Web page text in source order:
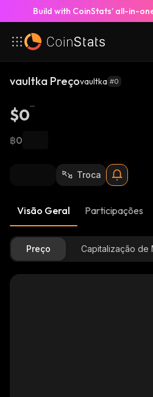
Build with CoinStats’ all-in-
vaultka Preçovaultka #0
$0
฿0
Troca
Visão Geral Participações
Preço Capitalização de